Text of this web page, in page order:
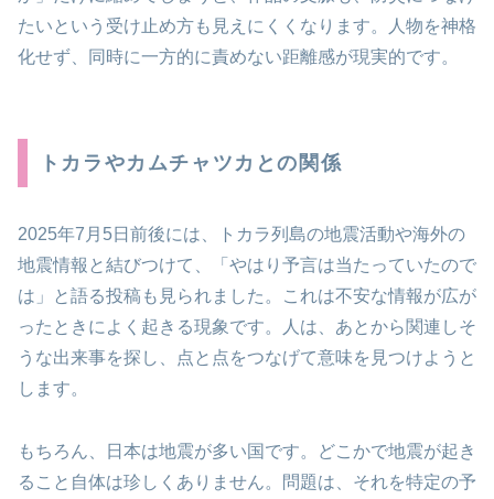
たいという受け止め方も見えにくくなります。人物を神格
化せず、同時に一方的に責めない距離感が現実的です。
トカラやカムチャツカとの関係
2025年7月5日前後には、トカラ列島の地震活動や海外の
地震情報と結びつけて、「やはり予言は当たっていたので
は」と語る投稿も見られました。これは不安な情報が広が
ったときによく起きる現象です。人は、あとから関連しそ
うな出来事を探し、点と点をつなげて意味を見つけようと
します。
もちろん、日本は地震が多い国です。どこかで地震が起き
ること自体は珍しくありません。問題は、それを特定の予